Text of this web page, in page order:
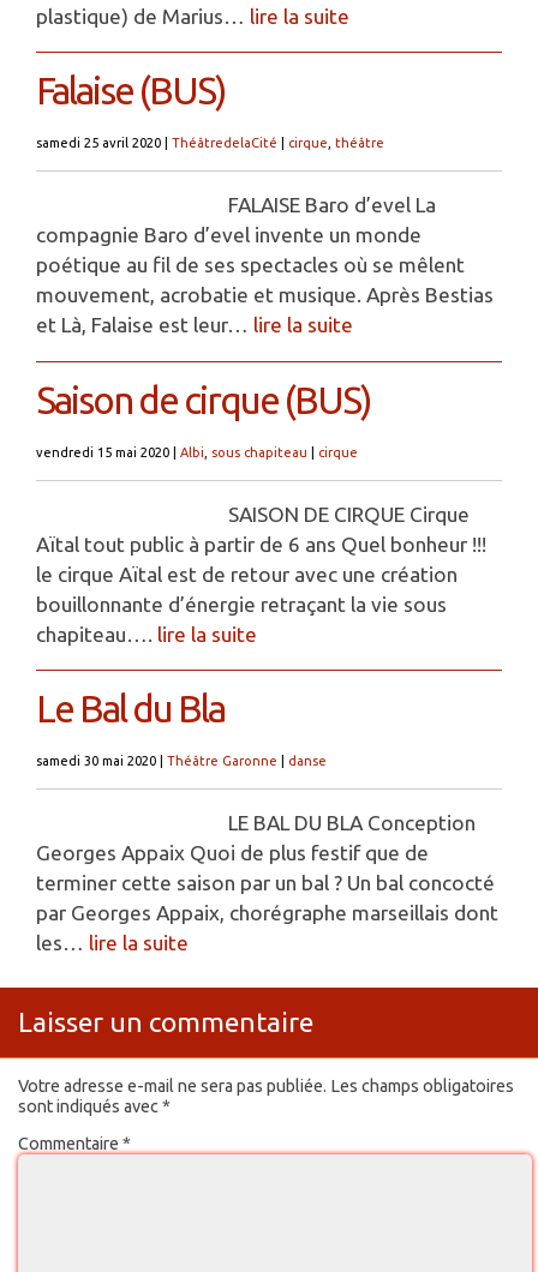
plastique) de Marius… lire la suite
Falaise (BUS)
samedi 25 avril 2020 ThéâtredelaCité cirque, théâtre
FALAISE Baro d’evel La
compagnie Baro d’evel invente un monde
poétique au fil de ses spectacles où se mêlent
mouvement, acrobatie et musique. Après Bestias
et Là, Falaise est leur… lire la suite
Saison de cirque (BUS)
vendredi 15 mai 2020 Albi sous chapiteau cirque
SAISON DE CIRQUE Cirque
Aïtal tout public à partir de 6 ans Quel bonheur !!!
le cirque Aïtal est de retour avec une création
bouillonnante d’énergie retraçant la vie sous
chapiteau…. lire la suite
Le Bal du Bla
samedi 30 mai 2020 Théâtre Garonne danse
LE BAL DU BLA Conception
Georges Appaix Quoi de plus festif que de
terminer cette saison par un bal ? Un bal concocté
par Georges Appaix, chorégraphe marseillais dont
les… lire la suite
Laisser un commentaire
Votre adresse e-mail ne sera pas publiée. Les champs obligatoires
sont indiqués avec *
Commentaire *